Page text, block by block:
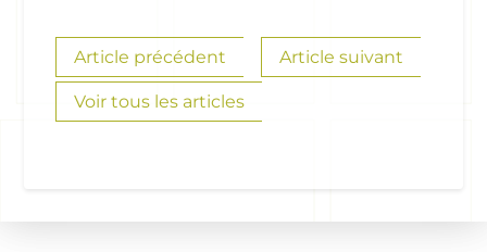
Article précédent Article suivant
Voir tous les articles